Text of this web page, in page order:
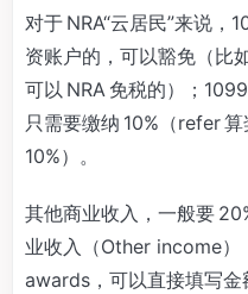
对于 NRA“云居民”来说
资账户的，可以豁免（比
可以 NRA 免税的）；
只需要缴纳 10%（refer
10%）。
其他商业收入，一般要
业收入（Other income）
awards，可以直接填写金